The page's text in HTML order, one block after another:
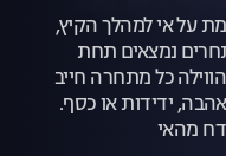
על אי למהלך הקיץ,
נמצאים תחת
את הווילה כל מתחרה חייב
ידידות או כסף.
מהאי